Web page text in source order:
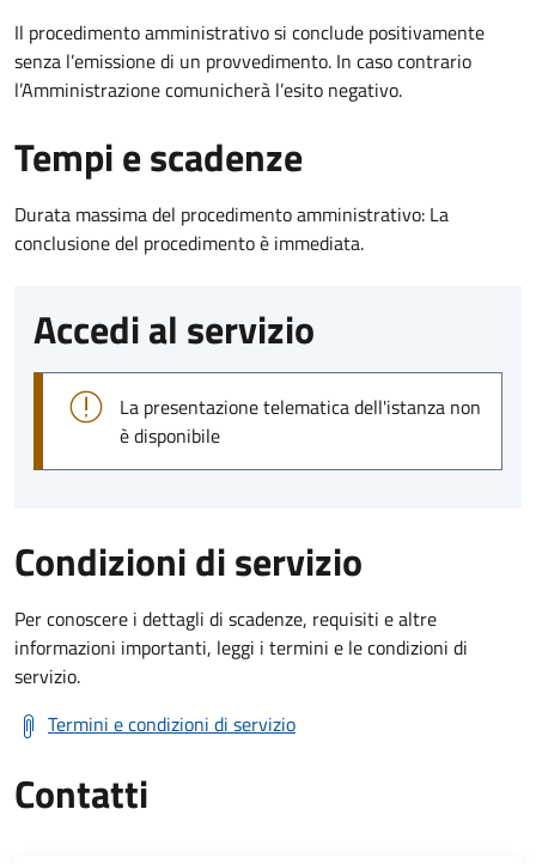
Il procedimento amministrativo si conclude positivamente
senza l’emissione di un provvedimento. In caso contrario
l’Amministrazione comunicherà l’esito negativo.
Tempi e scadenze
Durata massima del procedimento amministrativo: La
conclusione del procedimento è immediata.
Accedi al servizio
La presentazione telematica dell'istanza non
è disponibile
Condizioni di servizio
Per conoscere i dettagli di scadenze, requisiti e altre
informazioni importanti, leggi i termini e le condizioni di
servizio.
Termini e condizioni di servizio
Contatti